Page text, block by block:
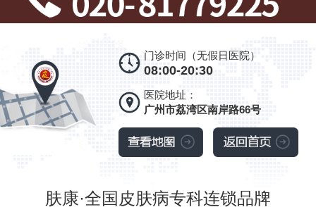
门诊时间（无假日医院）
08:00-20:30
医院地址：
广州市荔湾区南岸路66号
肤康·全国皮肤病专科连锁品牌